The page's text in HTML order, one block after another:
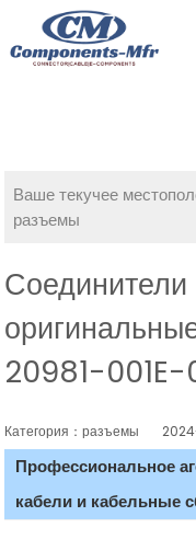
Ваше текучее
разъемы
20981-
Категория：разъемы
Профессиональное
кабели и кабельные